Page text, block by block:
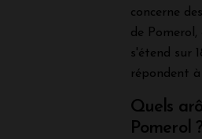
concerne
de
s'étend sur
répondent à
Quels
Pomerol ?